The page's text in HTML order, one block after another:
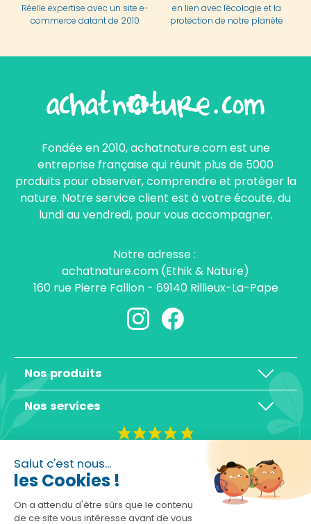
Salut c'est nous...
les Cookies !
On a attendu d'être sûrs que le contenu
de ce site vous intéresse avant de vous
Réelle expertise avec un site e-
commerce datant de 2010
en lien avec l'écologie et la
protection de notre planète
Fondée en 2010, achatnature.com est une
entreprise française qui réunit plus de 5000
produits pour observer, comprendre et protéger la
nature. Notre service client est à votre écoute, du
lundi au vendredi, pour vous accompagner.
Notre adresse :
achatnature.com (Ethik & Nature)
160 rue Pierre Fallion - 69140 Rillieux-La-Pape
Nos produits
Nos services